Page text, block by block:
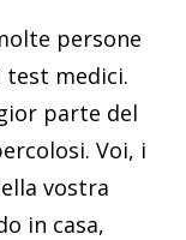
persone
test medici.
parte del
Voi, i
vostra
in casa,